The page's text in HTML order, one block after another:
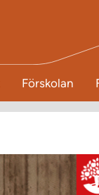
Förskolan